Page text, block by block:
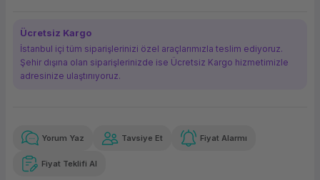
Ücretsiz Kargo
İstanbul içi tüm siparişlerinizi özel araçlarımızla teslim ediyoruz.
Şehir dışına olan siparişlerinizde ise Ücretsiz Kargo hizmetimizle
adresinize ulaştırııyoruz.
Güvenilir Alışveriş
Kolay iade imkanı
3.489,25 TL
Yorum Yaz Tavsiye Et Fiyat Alarmı
Fiyat Teklifi Al